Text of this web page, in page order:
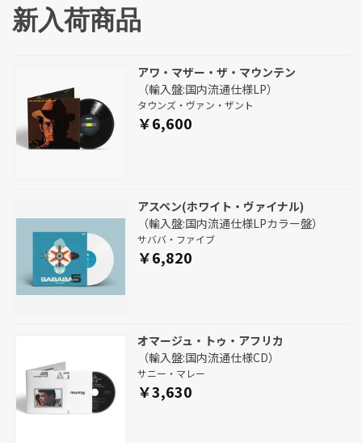
新入荷商品
アワ・マザー・ザ・マウンテン
（輸入盤:国内流通仕様LP）
タウンズ・ヴァン・ザント
￥6,600
アスペン(ホワイト・ヴァイナル)
（輸入盤:国内流通仕様LPカラー盤）
サババ・ファイブ
￥6,820
オマージュ・トゥ・アフリカ
（輸入盤:国内流通仕様CD）
サニー・マレー
￥3,630